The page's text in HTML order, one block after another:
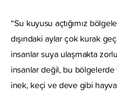
“Su kuyusu açtığımız
dışındaki aylar çok kurak
insanlar suya ulaşmakta
insanlar değil, bu bölgelerde
inek, keçi ve deve gibi